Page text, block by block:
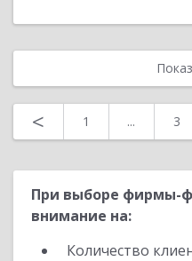
< 1 ... 3
При выборе фирмы-
внимание на:
Количество